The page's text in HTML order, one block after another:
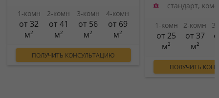
1-комн
от 32
м²
2-комн
от 41
м²
3-комн
от 56
м²
4-комн
от 69
м²
ПОЛУЧИТЬ КОНСУЛЬТАЦИЮ
стандарт,
1-комн
от 25
м²
2-комн
от 37
м²
ПОЛУЧИТЬ